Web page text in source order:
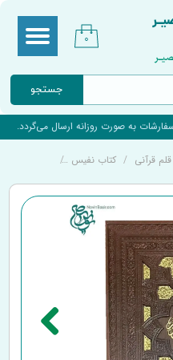
جستجو
۰
به صورت روزانه ارسال می‌گردد.
قرآنی کتاب نفیس